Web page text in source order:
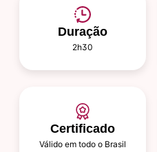
Duração
2h30
Certificado
Válido em todo o Brasil